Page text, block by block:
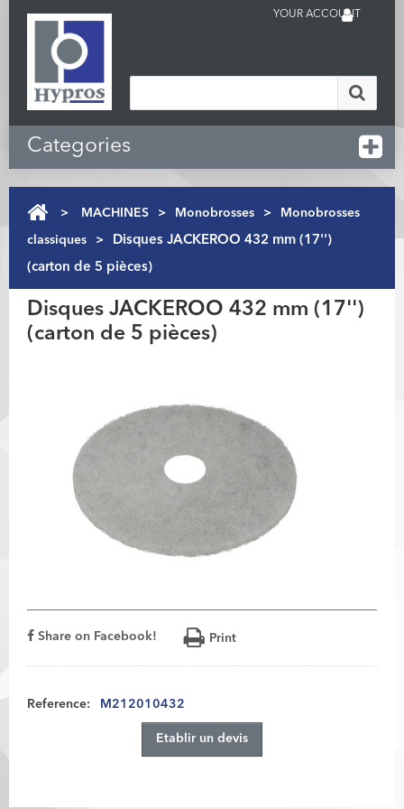
YOUR ACCOUNT
Categories
> MACHINES > Monobrosses > Monobrosses
classiques >
Disques JACKEROO 432 mm (17'')
(carton de 5 pièces)
Disques JACKEROO 432 mm (17'')
(carton de 5 pièces)
Share on Facebook! Print
Reference: M212010432
Etablir un devis